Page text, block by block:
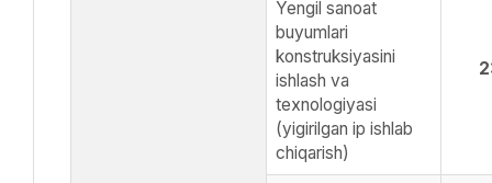
Yengil sanoat
buyumlari
konstruksiyasini
ishlash va
texnologiyasi
(yigirilgan ip ishlab
chiqarish)